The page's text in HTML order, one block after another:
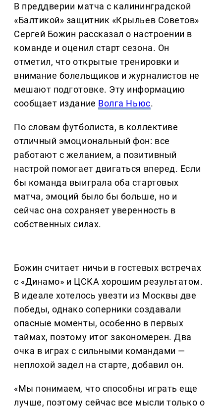
В преддверии матча с калининградской
«Балтикой» защитник «Крыльев Советов»
Сергей Божин рассказал о настроении в
команде и оценил старт сезона. Он
отметил, что открытые тренировки и
внимание болельщиков и журналистов не
мешают подготовке. Эту информацию
сообщает издание Волга Ньюс.
По словам футболиста, в коллективе
отличный эмоциональный фон: все
работают с желанием, а позитивный
настрой помогает двигаться вперед. Если
бы команда выиграла оба стартовых
матча, эмоций было бы больше, но и
сейчас она сохраняет уверенность в
собственных силах.
Божин считает ничьи в гостевых встречах
с «Динамо» и ЦСКА хорошим результатом.
В идеале хотелось увезти из Москвы две
победы, однако соперники создавали
опасные моменты, особенно в первых
таймах, поэтому итог закономерен. Два
очка в играх с сильными командами —
неплохой задел на старте, добавил он.
«Мы понимаем, что способны играть еще
лучше, поэтому сейчас все мысли только о